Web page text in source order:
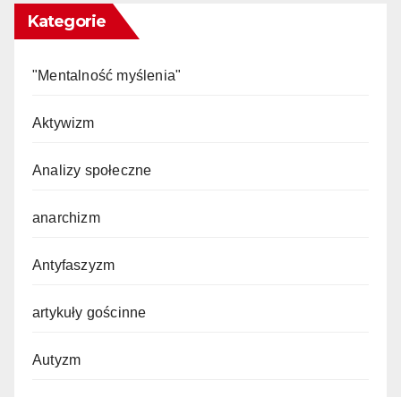
Kategorie
"Mentalność myślenia"
Aktywizm
Analizy społeczne
anarchizm
Antyfaszyzm
artykuły gościnne
Autyzm